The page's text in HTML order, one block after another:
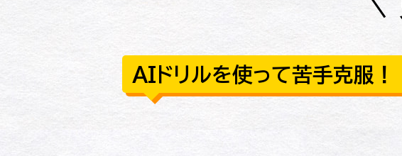
AIドリルを使って苦手克服！